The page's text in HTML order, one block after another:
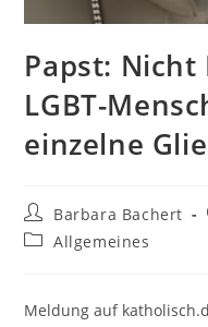
Papst:
LGBT-
einzelne
Beitrags-
Autor:
Barbara Bachert
Beitrags-
Allgemeines
Meldung auf